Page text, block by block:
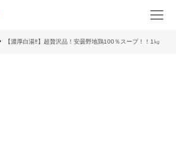
【濃厚白湯‼】超贅沢品！安曇野地鶏100％スープ！！1㎏